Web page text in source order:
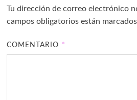
Tu dirección de correo electrónico
campos obligatorios están
COMENTARIO *